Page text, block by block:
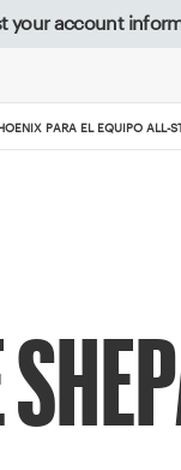
your account
PARA EL EQUIPO ALL-